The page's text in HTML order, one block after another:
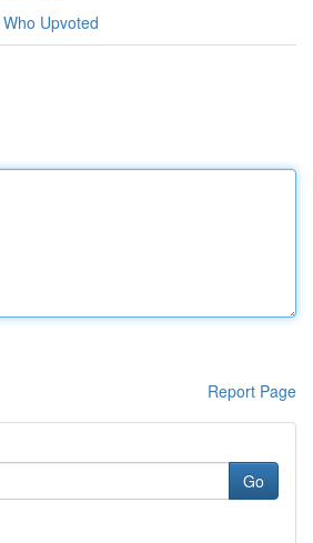
Who Upvoted
Report Page
Go